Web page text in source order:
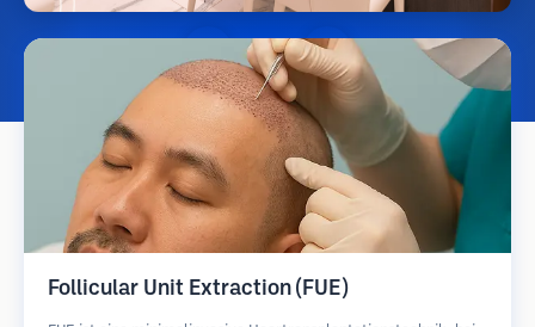
Follicular Unit Extraction (FUE)